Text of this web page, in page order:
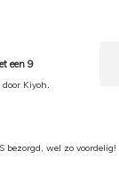
een 9
Kiyoh.
bezorgd, wel zo voordelig!